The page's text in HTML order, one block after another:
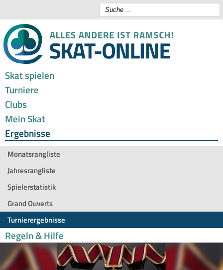
Skat spielen
Turniere
Clubs
Mein Skat
Ergebnisse
Monatsrangliste
Jahresrangliste
Spielerstatistik
Grand Ouverts
Turnierergebnisse
Regeln & Hilfe